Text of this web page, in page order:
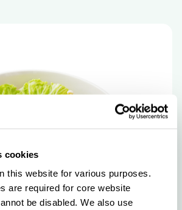
cookies
this website for various purposes.
are required for core website
be disabled. We also use